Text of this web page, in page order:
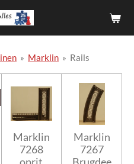
» Marklin » Rails
Marklin
7268
Marklin
7267